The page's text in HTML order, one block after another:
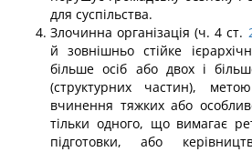
для суспільства.
Злочинна організація (ч. 4 ст.
й зовнішньо стійке
більше осіб або двох і
(структур­них частин),
вчинення тяжких або
тільки одного, що вимагає
підготовки, або